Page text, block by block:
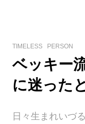
TIMELESS PERSON
ベッキー
に迷った
日々生まれいづ